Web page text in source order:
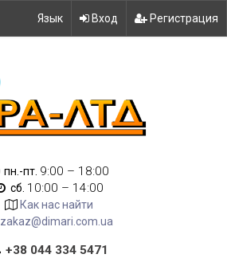
Язык Вход Регистрация
пн.-пт. 9:00 – 18:00
сб. 10:00 – 14:00
Как нас найти
zakaz@dimari.com.ua
+38 044 334 5471